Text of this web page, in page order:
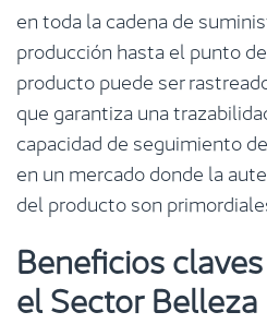
en toda la cadena de
producción hasta el punto
producto puede ser
que garantiza una
capacidad de seguimiento
en un mercado donde la
del producto son
Beneficios
el Sector Belleza